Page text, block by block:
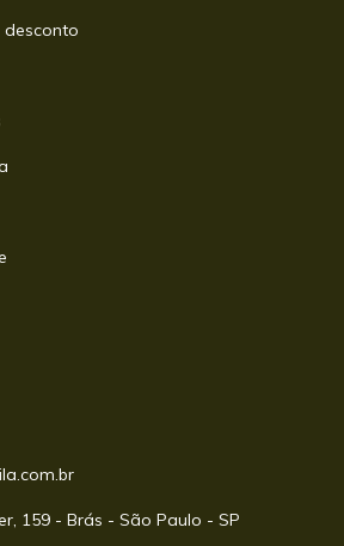
159 - Brás - São Paulo - SP